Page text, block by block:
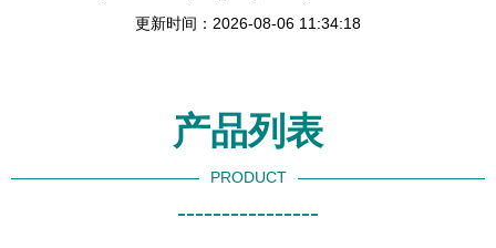
更新时间：2026-08-06 11:34:18
产品列表
PRODUCT
----------------